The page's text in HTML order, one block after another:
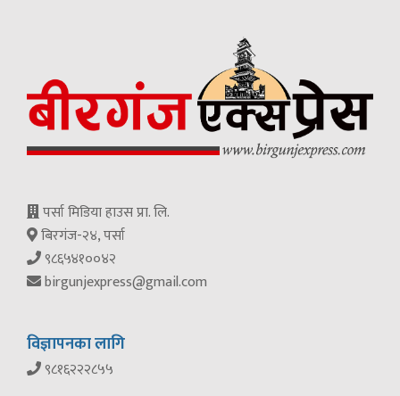
पर्सा मिडिया हाउस प्रा. लि.
बिरगंज-२४, पर्सा
९८६५४१००४२
birgunjexpress@gmail.com
विज्ञापनका लागि
९८१६२२२८५५